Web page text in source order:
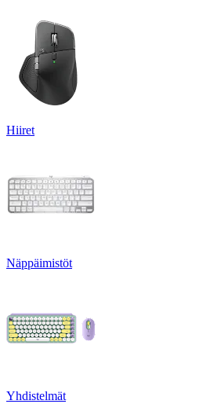
Hiiret
Näppäimistöt
Yhdistelmät